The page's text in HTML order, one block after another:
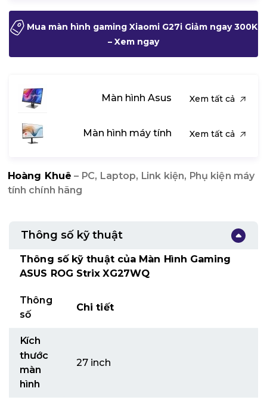
Mua màn hình gaming Xiaomi G27i Giảm ngay 300K
– Xem ngay
Màn hình Asus Xem tất cả
Màn hình máy tính Xem tất cả
Hoàng Khuê – PC, Laptop, Link kiện, Phụ kiện máy
tính chính hãng
Thông số kỹ thuật
Thông số kỹ thuật của Màn Hình Gaming
ASUS ROG Strix XG27WQ
Thông
số
Chi tiết
Kích
thước
màn
hình
27 inch